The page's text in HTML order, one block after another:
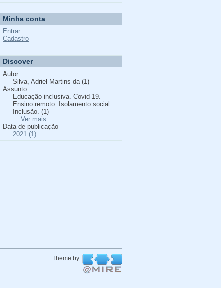
Minha conta
Entrar
Cadastro
Discover
Autor
Silva, Adriel Martins da (1)
Assunto
Educação inclusiva. Covid-19.
Ensino remoto. Isolamento social.
Inclusão. (1)
... Ver mais
Data de publicação
2021 (1)
Theme by